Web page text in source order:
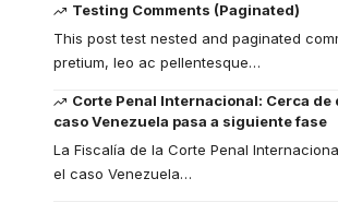
Testing Comments (Paginated)
This post test nested and paginated
pretium, leo ac pellentesque…
Corte Penal Internacional: Cerca de
caso Venezuela pasa a siguiente fase
La Fiscalía de la Corte Penal
el caso Venezuela…